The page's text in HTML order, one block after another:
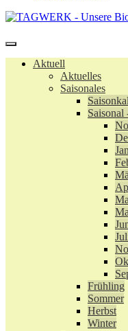
Aktuell
Aktuelles
Saisonales
Saisonal
Frühling
Sommer
Herbst
Winter